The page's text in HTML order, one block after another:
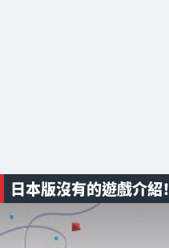
日本版沒有的遊戲介紹！